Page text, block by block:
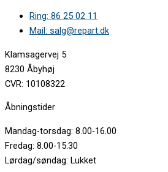
Ring: 86 25 02 11
Mail: salg@repart.dk
Klamsagervej 5
8230 Åbyhøj
CVR: 10108322
Åbningstider
Mandag-torsdag: 8.00-16.00
Fredag: 8.00-15.30
Lørdag/søndag: Lukket